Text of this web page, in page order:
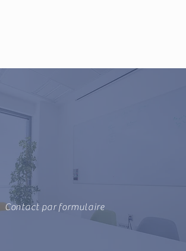
Contact par formulaire